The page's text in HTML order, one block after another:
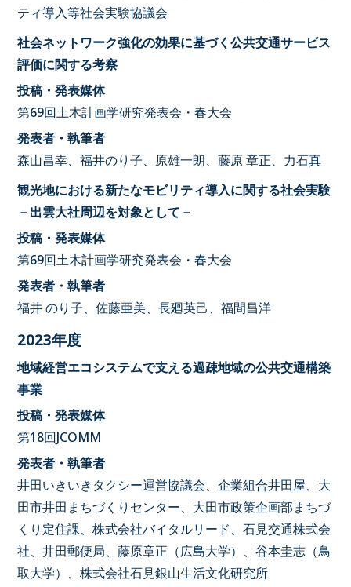
ティ導入等社会実験協議会
社会ネットワーク強化の効果に基づく公共交通サービス
評価に関する考察
投稿・発表媒体
第69回土木計画学研究発表会・春大会
発表者・執筆者
森山昌幸、福井のり子、原雄一朗、藤原 章正、力石真
観光地における新たなモビリティ導入に関する社会実験
－出雲大社周辺を対象として－
投稿・発表媒体
第69回土木計画学研究発表会・春大会
発表者・執筆者
福井 のり子、佐藤亜美、長廻英己、福間昌洋
2023年度
地域経営エコシステムで支える過疎地域の公共交通構築
事業
投稿・発表媒体
第18回JCOMM
発表者・執筆者
井田いきいきタクシー運営協議会、企業組合井田屋、大
田市井田まちづくりセンター、大田市政策企画部まちづ
くり定住課、株式会社バイタルリード、石見交通株式会
社、井田郵便局、藤原章正（広島大学）、谷本圭志（鳥
取大学）、株式会社石見銀山生活文化研究所